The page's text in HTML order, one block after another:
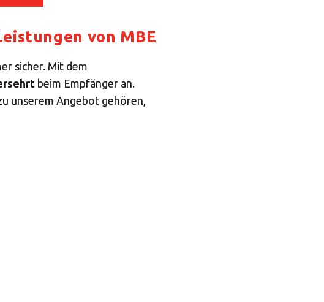
von MBE
sicher. Mit dem
beim Empfänger an.
zu unserem Angebot gehören,